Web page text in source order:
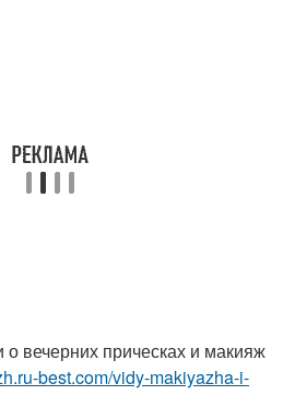
вечерних прическах и макияж
best.com/vidy-makiyazha-i-